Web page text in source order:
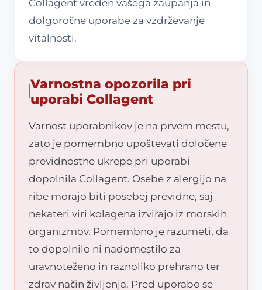
Collagent vreden vašega zaupanja in
dolgoročne uporabe za vzdrževanje
vitalnosti.
Varnostna opozorila pri
uporabi Collagent
Varnost uporabnikov je na prvem mestu,
zato je pomembno upoštevati določene
previdnostne ukrepe pri uporabi
dopolnila Collagent. Osebe z alergijo na
ribe morajo biti posebej previdne, saj
nekateri viri kolagena izvirajo iz morskih
organizmov. Pomembno je razumeti, da
to dopolnilo ni nadomestilo za
uravnoteženo in raznoliko prehrano ter
zdrav način življenja. Pred uporabo se